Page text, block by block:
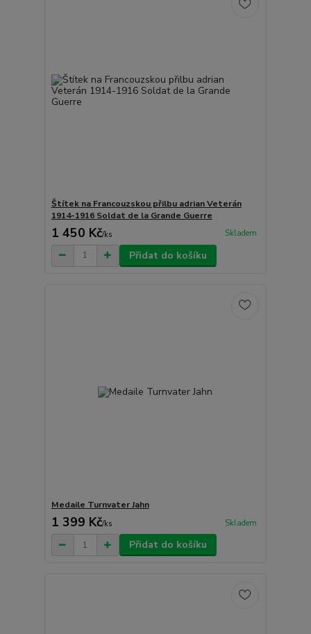
Štítek na Francouzskou přilbu adrian Veterán
1914-1916 Soldat de la Grande Guerre
1 450 Kč/ks Skladem
Přidat do košíku
Medaile Turnvater Jahn
1 399 Kč/ks Skladem
Přidat do košíku